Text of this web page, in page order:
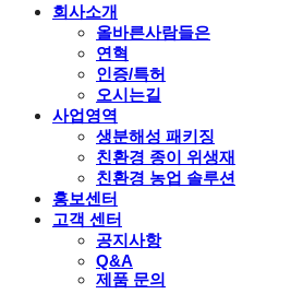
회사소개
올바른사람들은
연혁
인증/특허
오시는길
사업영역
생분해성 패키징
친환경 종이 위생재
친환경 농업 솔루션
홍보센터
고객 센터
공지사항
Q&A
제품 문의